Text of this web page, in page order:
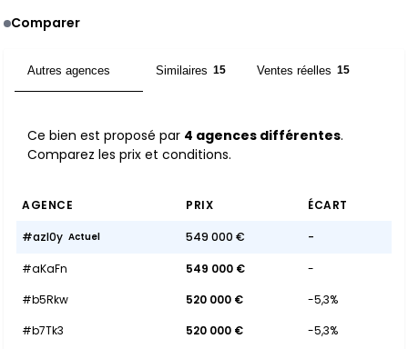
Comparer
Autres agences Similaires 15 Ventes réelles 15
Ce bien est proposé par 4 agences différentes.
Comparez les prix et conditions.
AGENCE PRIX ÉCART
#azl0y Actuel 549 000 € -
#aKaFn 549 000 €
-
#b5Rkw
520 000 €
-5,3%
#b7Tk3
520 000 € -5,3%